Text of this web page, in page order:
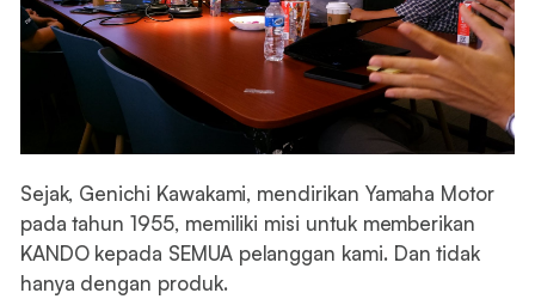
Sejak, Genichi Kawakami, mendirikan Yamaha Motor
pada tahun 1955, memiliki misi untuk memberikan
KANDO kepada SEMUA pelanggan kami. Dan tidak
hanya dengan produk.